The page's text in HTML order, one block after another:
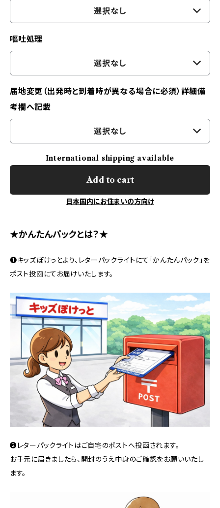
選択なし
嘔吐処理
選択なし
届地変更（出発時と到着時が異なる場合に必須）詳細備
考欄へ記載
選択なし
International shipping available
Add to cart
日本国内にお住まいの方向け
★かんたんパックとは？★
❶キッズぽけっとより、レターパックライトにて「かんたんパック」を
ポスト投函にてお届けいたします。
❷レターパックライトはご自宅のポストへ投函されます。
お手元に届きましたら、開封のうえ中身のご確認をお願いいたし
ます。